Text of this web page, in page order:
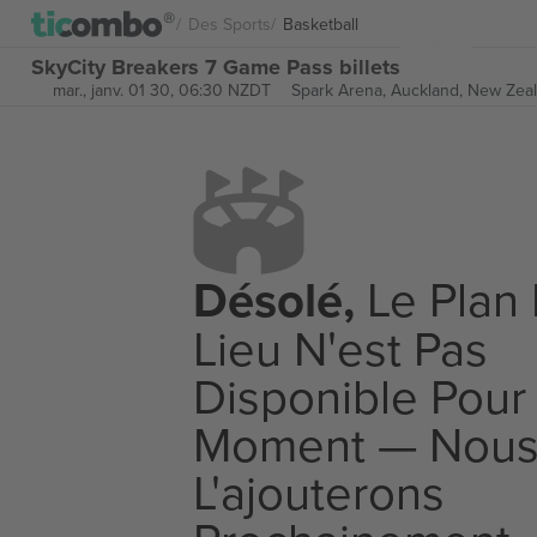
Des Sports Basketball
SkyCity Breakers 7 Game Pass billets
mar., janv. 01 30, 06:30 NZDT Spark Arena, Auckland, New
Désolé, Le Plan
Lieu N'est Pas
Disponible Pour
Moment — Nous
L'ajouterons